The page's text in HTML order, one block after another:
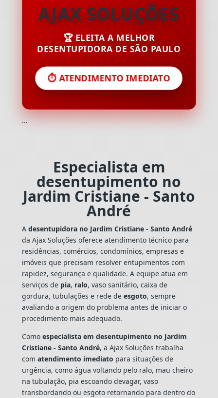
AJAX SOLUÇÕES
🏆 ELEITA A MELHOR
DESENTUPIDORA DE SÃO PAULO
⏱️ ATENDIMENTO IMEDIATO
```
Especialista em
desentupimento no
Jardim Cristiane - Santo
André
A desentupidora no Jardim Cristiane - Santo André
da Ajax Soluções oferece atendimento técnico para
residências, comércios, condomínios, empresas e
imóveis que precisam resolver entupimentos com
rapidez, segurança e qualidade. A equipe atua em
serviços de pia, ralo, vaso sanitário, caixa de
gordura, tubulações e rede de esgoto, sempre
avaliando a origem do problema antes de iniciar o
procedimento mais adequado.
Como especialista em desentupimento no Jardim
Cristiane - Santo André, a Ajax Soluções trabalha
com atendimento imediato para situações de
urgência, como água voltando pelo ralo, mau cheiro
na tubulação, pia escoando devagar, vaso
transbordando ou esgoto retornando para dentro do